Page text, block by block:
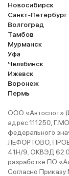
Новосибирск
Санкт-Петербург
Волгоград
Тамбов
Мурманск
Уфа
Челябинск
Ижевск
Воронеж
Пермь
ООО «Автоспот»
адрес 111250,
федерального
ЛЕФОРТОВО,
41Н/9, ОКВЭД
разработке ПО
Согласно